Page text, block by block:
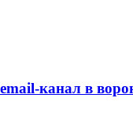
канал в